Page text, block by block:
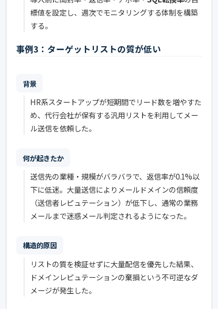
標値を設定し、週次でモニタリングする体制を構築
する。
事例3：ターゲットリストの質が低い
背景
HR系スタートアップが短期間でリード数を増やすた
め、代行会社が保有する汎用リストを利用してメー
ル送信を依頼した。
何が起きたか
送信先の業種・規模がバラバラで、返信率が0.1%以
下に低迷。大量送信によりメールドメインの信頼度
（送信者レピュテーション）が低下し、通常の業務
メールまで迷惑メール判定されるようになった。
構造的原因
リストの質を検証せずに大量配信を優先した結果、
ドメインレピュテーションの棄損という不可逆なダ
メージが発生した。